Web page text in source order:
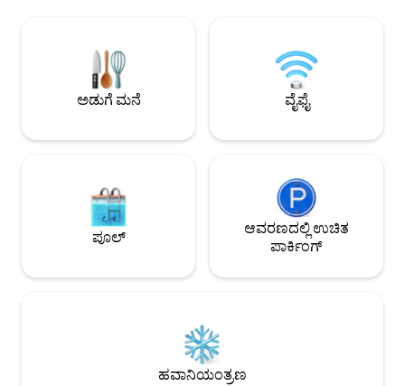
ಕಾಲ್ನಡಿಗೆಯಲ್ಲಿ 10 ನಿಮಿಷಗಳು, ಸಾರ್ವಜನಿಕ ಸಾರಿಗೆ
10-12 ನಿಮಿಷಗಳ ದೂರದಲ್ಲಿ (ಮೆಟ್ರೋ, ಟ್ರಾಮ್‌ವೇ,
ಬಸ್). ಲಿನೆನ್ ಸೇರಿಸಲಾಗಿದೆ. ಕಾಫಿ, ಟಾಯ್ಲೆಟ್
ಪೇಪರ್, ಸ್ವಚ್ಛಗೊಳಿಸುವ ಉತ್ಪನ್ನಗಳನ್ನು
ದೂರದಲ್ಲಿದೆ. ಕೋವಿಡ್:
ಶುಚಿಗೊಳಿಸುವ ಮಹಿಳೆ
ಹಾಕಿಸಿಕೊಂಡಿದ್ದಾರೆ.
ಅಡುಗೆ ಮನೆ ವೈಫೈ
ಪೂಲ್
ಆವರಣದಲ್ಲಿ ಉಚಿತ
ಪಾರ್ಕಿಂಗ್
ಹವಾನಿಯಂತ್ರಣ